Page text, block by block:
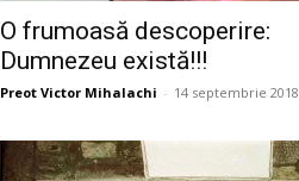
O frumoasă descoperire:
Dumnezeu există!!!
Preot Victor Mihalachi - 14 septembrie 2018